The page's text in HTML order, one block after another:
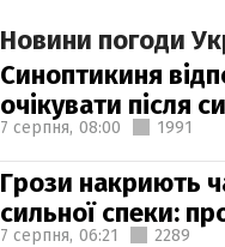
Новини погоди
Синоптикиня
очікувати після
7 серпня, 08:00 1991
Грози накриють
сильної спеки:
7 серпня, 06:21 2289